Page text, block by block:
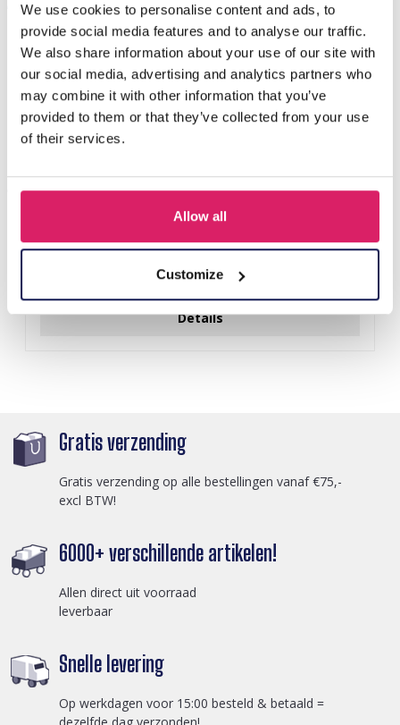
We use cookies to personalise content and ads, to
provide social media features and to analyse our traffic.
We also share information about your use of our site with
our social media, advertising and analytics partners who
may combine it with other information that you’ve
provided to them or that they’ve collected from your use
of their services.
Allow all
Customize
T-L8.1 KY615-156 Keychain Bear Christmas 11.5cm - 1pc
Login voor prijzen
Details
Gratis verzending
Gratis verzending op alle bestellingen vanaf €75,-
excl BTW!
6000+ verschillende artikelen!
Allen direct uit voorraad
leverbaar
Snelle levering
Op werkdagen voor 15:00 besteld & betaald =